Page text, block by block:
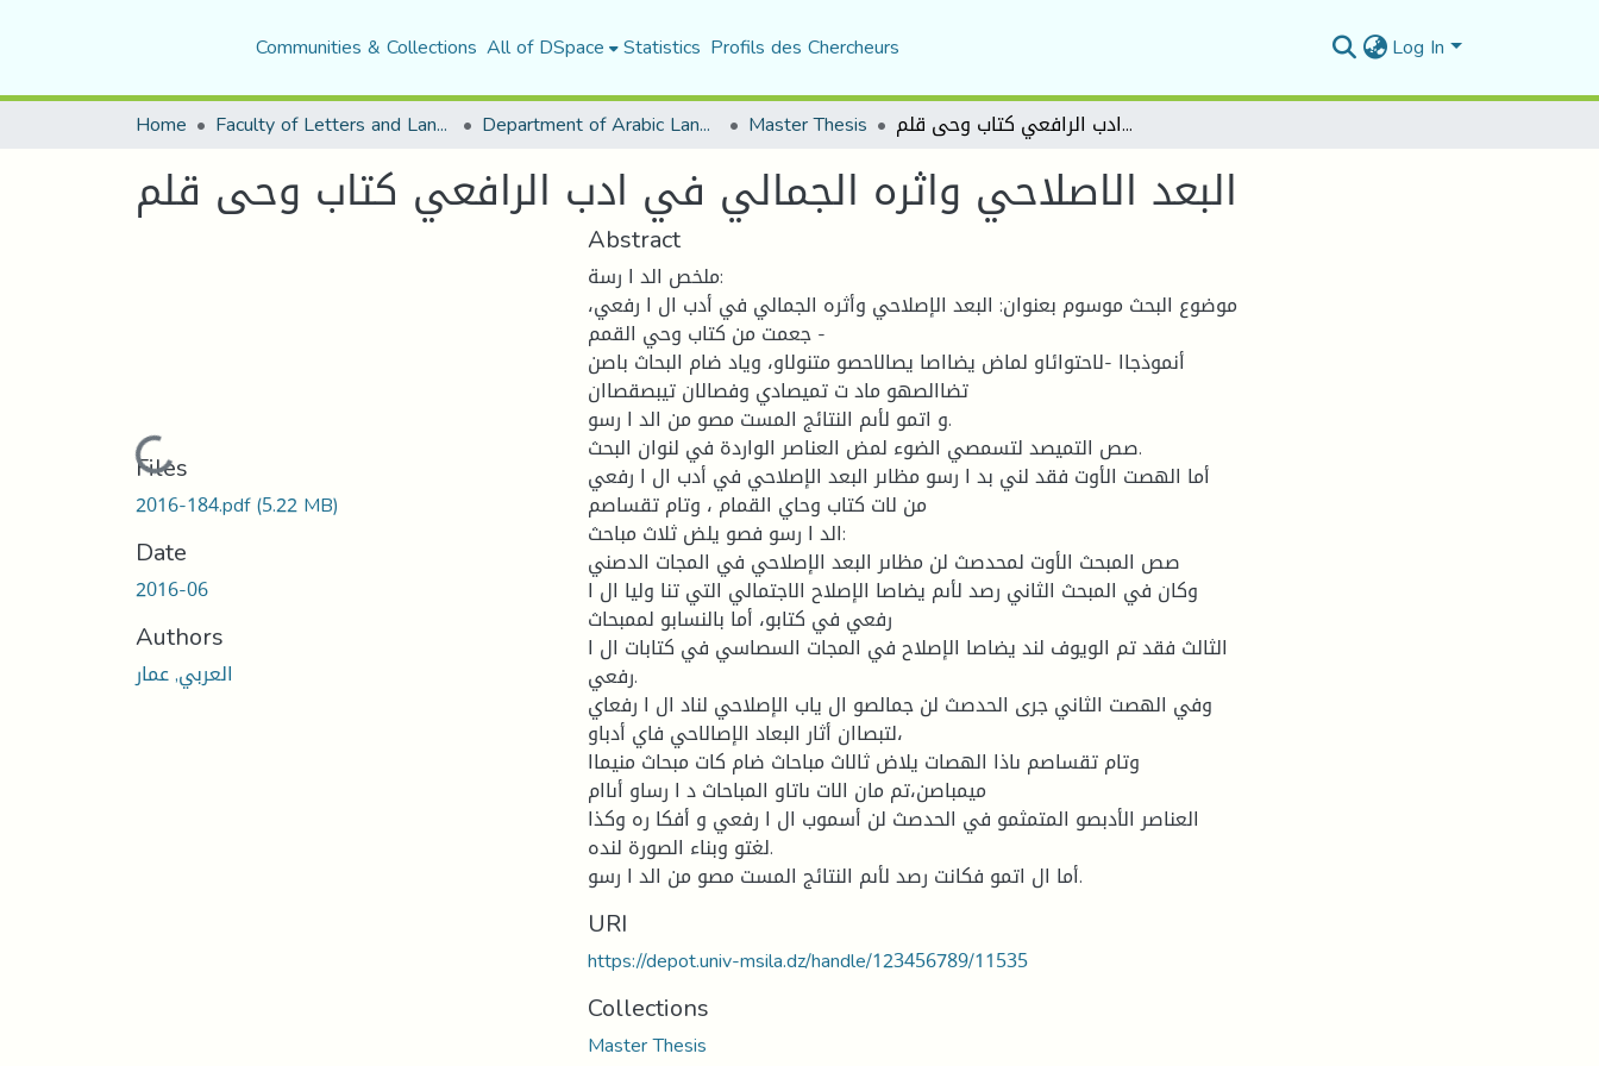
Communities & Collections All of DSpace Statistics Profils des Chercheurs Log In
Home Faculty of Letters and Languages Department of Arabic Language and Literature Master Thesis البعد الاصلاحي واثره الجمالي في ادب الرافعي كتاب وحى قلم
البعد الاصلاحي واثره الجمالي في ادب الرافعي كتاب وحى قلم
Loading...
Files
2016-184.pdf(5.22 MB)
Date
2016-06
Authors
العربي, عمار
Abstract
ملخص الد ا رسة:
موضوع البحث موسوم بعنوان: البعد الإصلاحي وأثره الجمالي في أدب ال ا رفعي،
جعمت من كتاب وحي القمم -
أنموذجاا -لاحتوائاو لماض يضااصا يصالاحصو متنولاو، وياد ضام البحاث باصن
تضاالصهو ماد ت تميصادي وفصالان تيبصقصاان
و اتمو لأىم النتائج المست مصو من الد ا رسو.
صص التميصد لتسمصي الضوء لمض العناصر الواردة في لنوان البحث.
أما الهصت الأوت فقد لني بد ا رسو مظاىر البعد الإصلاحي في أدب ال ا رفعي
من لات كتاب وحاي القمام ، وتام تقساصم
الد ا رسو فصو يلض ثلاث مباحث:
صص المبحث الأوت لمحدصث لن مظاىر البعد الإصلاحي في المجات الدصني
وكان في المبحث الثاني رصد لأىم يضاصا الإصلاح الاجتمالي التي تنا وليا ال ا
رفعي في كتابو، أما بالنسابو لممبحاث
الثالث فقد تم الويوف لند يضاصا الإصلاح في المجات السصاسي في كتابات ال ا
رفعي.
وفي الهصت الثاني جرى الحدصث لن جمالصو ال ياب الإصلاحي لناد ال ا رفعاي
لتبصاان أثار البعاد الإصالاحي فاي أدباو،
وتام تقساصم ىاذا الهصات يلاض ثالاث مباحاث ضام كات مبحاث منيماا
ميمباصن،تم مان الات ىاتاو المباحاث د ا رساو أىاام
العناصر الأدبصو المتمثمو في الحدصث لن أسموب ال ا رفعي و أفكا ره وكذا
لغتو وبناء الصورة لنده.
أما ال اتمو فكانت رصد لأىم النتائج المست مصو من الد ا رسو.
URI
https://depot.univ-msila.dz/handle/123456789/11535
Collections
Master Thesis